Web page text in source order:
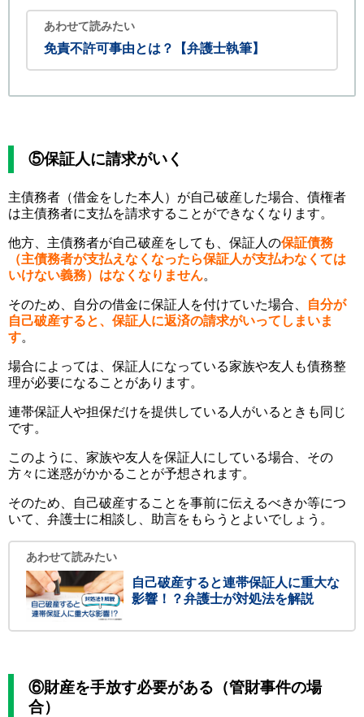
あわせて読みたい
免責不許可事由とは？【弁護士執筆】
⑤保証人に請求がいく
主債務者（借金をした本人）が自己破産した場合、債権者
は主債務者に支払を請求することができなくなります。
他方、主債務者が自己破産をしても、保証人の保証債務
（主債務者が支払えなくなったら保証人が支払わなくては
いけない義務）はなくなりません。
そのため、自分の借金に保証人を付けていた場合、
自分が
自己破産すると、保証人に返済の請求がいってしまいま
す。
場合によっては、保証人になっている家族や友人も債務整
理が必要になることがあります。
連帯保証人や担保だけを提供している人がいるときも同じ
です。
このように、家族や友人を保証人にしている場合、その
方々に迷惑がかかることが予想されます。
そのため、自己破産することを事前に伝えるべきか等につ
いて、弁護士に相談し、助言をもらうとよいでしょう。
あわせて読みたい
自己破産すると連帯保証人に重大な
影響！？弁護士が対処法を解説
⑥財産を手放す必要がある（管財事件の場
合）